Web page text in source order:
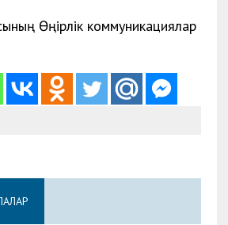
Өңірлік коммуникациялар